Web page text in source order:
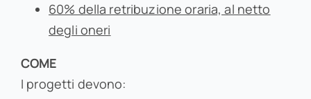
60% della retribuzione oraria, al netto
degli oneri
COME
I progetti devono: